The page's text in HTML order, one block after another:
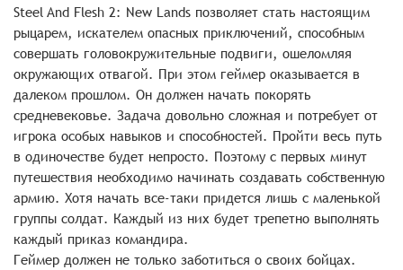
Steel And Flesh 2: New Lands позволяет стать настоящим
рыцарем, искателем опасных приключений, способным
совершать головокружительные подвиги, ошеломляя
окружающих отвагой. При этом геймер оказывается в
далеком прошлом. Он должен начать покорять
средневековье. Задача довольно сложная и потребует от
игрока особых навыков и способностей. Пройти весь путь
в одиночестве будет непросто. Поэтому с первых минут
путешествия необходимо начинать создавать собственную
армию. Хотя начать все-таки придется лишь с маленькой
группы солдат. Каждый из них будет трепетно выполнять
каждый приказ командира.
Геймер должен не только заботиться о своих бойцах.